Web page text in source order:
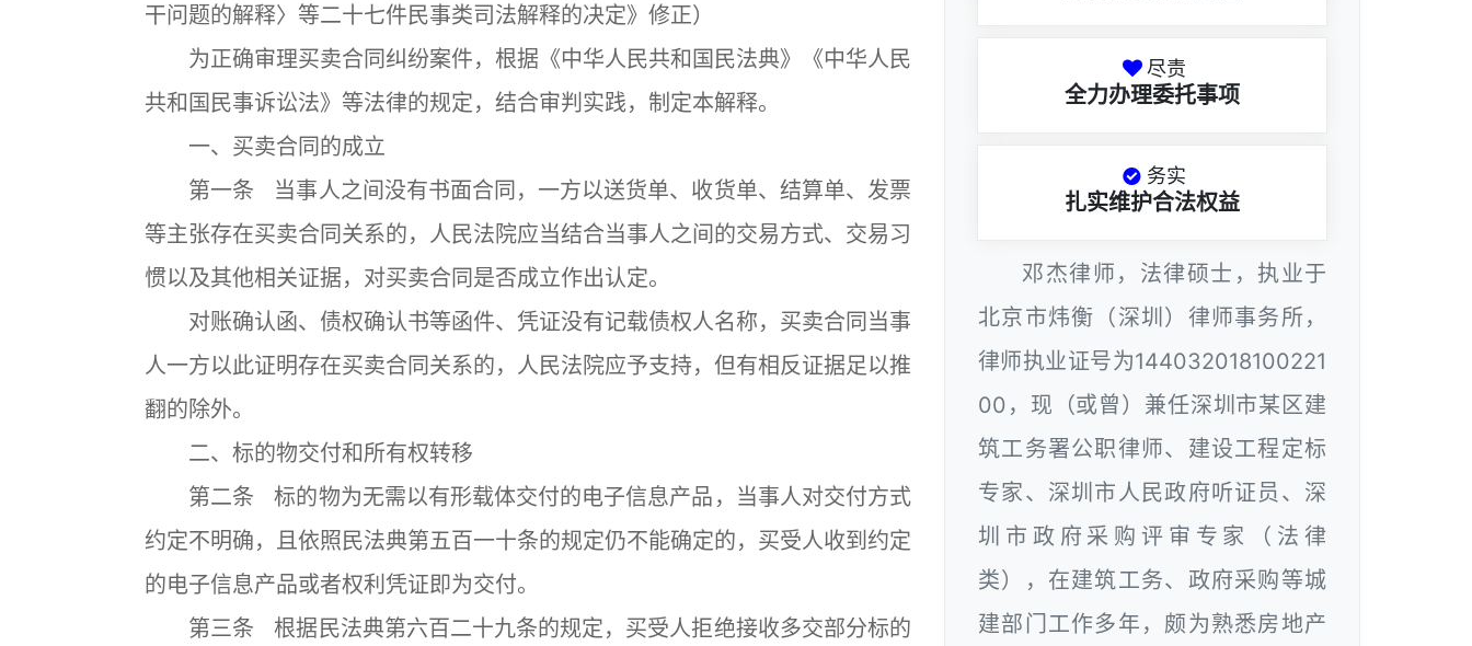
干问题的解释〉等二十七件民事类司法解释的决定》修正）
为正确审理买卖合同纠纷案件，根据《中华人民共和国民法典》《中华人民
共和国民事诉讼法》等法律的规定，结合审判实践，制定本解释。
一、买卖合同的成立
第一条 当事人之间没有书面合同，一方以送货单、收货单、结算单、发票
等主张存在买卖合同关系的，人民法院应当结合当事人之间的交易方式、交易习
惯以及其他相关证据，对买卖合同是否成立作出认定。
对账确认函、债权确认书等函件、凭证没有记载债权人名称，买卖合同当事
人一方以此证明存在买卖合同关系的，人民法院应予支持，但有相反证据足以推
翻的除外。
二、标的物交付和所有权转移
第二条 标的物为无需以有形载体交付的电子信息产品，当事人对交付方式
约定不明确，且依照民法典第五百一十条的规定仍不能确定的，买受人收到约定
的电子信息产品或者权利凭证即为交付。
第三条 根据民法典第六百二十九条的规定，买受人拒绝接收多交部分标的
尽责
全力办理委托事项
务实
扎实维护合法权益
邓杰律师，法律硕士，执业于
北京市炜衡（深圳）律师事务所，
律师执业证号为144032018100221
00，现（或曾）兼任深圳市某区建
筑工务署公职律师、建设工程定标
专家、深圳市人民政府听证员、深
圳市政府采购评审专家（法律
类），在建筑工务、政府采购等城
建部门工作多年，颇为熟悉房地产